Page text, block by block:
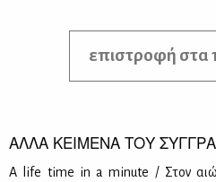
επιστροφή στα
ΑΛΛΑ ΚΕΙΜΕΝΑ ΤΟΥ
A life time in a minute / Στον